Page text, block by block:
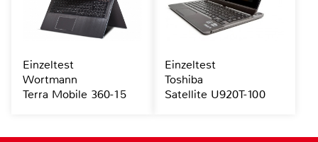
Einzeltest
Wortmann
Terra Mobile 360-15
Einzeltest
Toshiba
Satellite U920T-100